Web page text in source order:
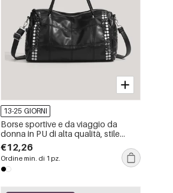
13-25 GIORNI
Borse sportive e da viaggio da
donna in PU di alta qualità, stile
casual, con dettagli in metallo e
borchie, tinta unita.
€12,26
Ordine min. di 1 pz.